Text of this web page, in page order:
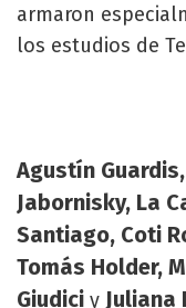
armaron
los estudios de
Agustín
Jabornisky, La
Santiago, Coti
Tomás Holder,
Giudici y Juliana